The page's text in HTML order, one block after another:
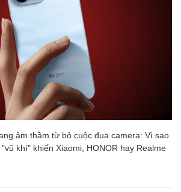
âm thầm từ bỏ cuộc đua camera: Vì sao
khí" khiến Xiaomi, HONOR hay Realme